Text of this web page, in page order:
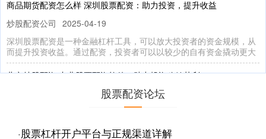
商品期货配资怎么样 深圳股票配资：助力投资，提升收益
炒股配资公司 2025-04-19
深圳股票配资是一种金融杠杆工具，可以放大投资者的资金规模，从
而提升投资收益。通过配资，投资者可以以较少的自有资金撬动更大
北京炒股配资 专业股票配资软件，助力投资稳健获利
2025-07-23
在当今瞬息万变的金融市场中，专业股票配资软件已成为投资者的必
股票配资论坛
·股票杠杆开户平台与正规渠道详解